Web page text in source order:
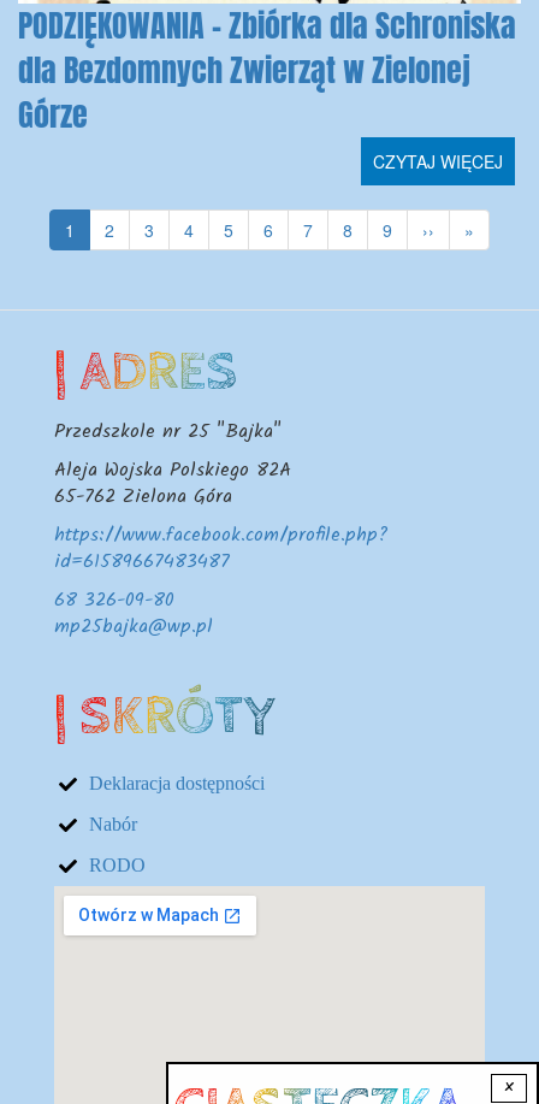
PODZIĘKOWANIA - Zbiórka dla Schroniska
dla Bezdomnych Zwierząt w Zielonej
Górze
CZYTAJ WIĘCEJ
Bieżąca
strona
1 Strona
2 Strona
3 Strona
4 Strona
5 Strona
6 Strona
7 Strona
8 Strona
9
Następna
strona
››
Ostatnia
strona
»
| ADRES
Przedszkole nr 25 "Bajka"
Aleja Wojska Polskiego 82A
65-762 Zielona Góra
https://www.facebook.com/profile.php?
id=61589667483487
68 326-09-80
mp25bajka@wp.pl
| SKRÓTY
Deklaracja dostępności
Nabór
RODO
Lokalizacja
×